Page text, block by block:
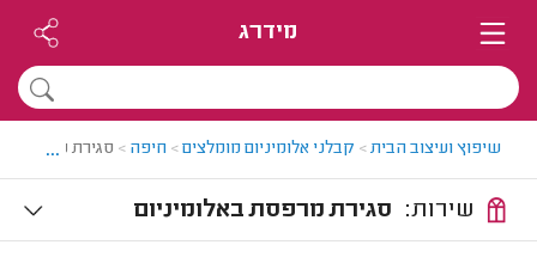
מידרג
שיפוץ ועיצוב הבית> קבלני אלומיניום מומלצים> חיפה > סגירת מרפסת
...
סגירת מרפסת באלומיניום